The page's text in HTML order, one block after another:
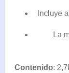
Incluye
La
Contenido: